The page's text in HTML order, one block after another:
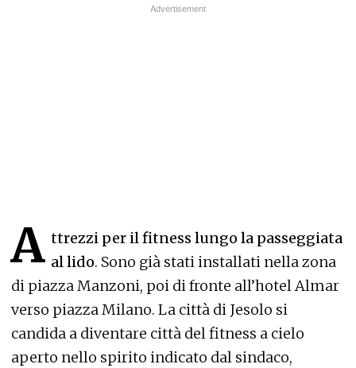
A ttrezzi per il fitness lungo la passeggiata
al lido. Sono già stati installati nella zona
di piazza Manzoni, poi di fronte all’hotel Almar
verso piazza Milano. La città di Jesolo si
candida a diventare città del fitness a cielo
aperto nello spirito indicato dal sindaco,